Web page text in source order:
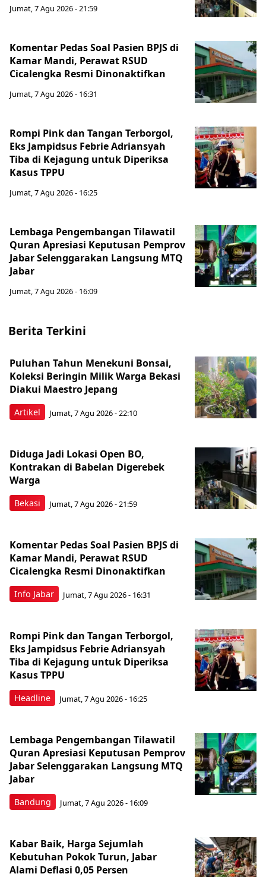
Jumat, 7 Agu 2026 - 21:59
Komentar Pedas Soal Pasien BPJS di
Kamar Mandi, Perawat RSUD
Cicalengka Resmi Dinonaktifkan
Jumat, 7 Agu 2026 - 16:31
Rompi Pink dan Tangan Terborgol,
Eks Jampidsus Febrie Adriansyah
Tiba di Kejagung untuk Diperiksa
Kasus TPPU
Jumat, 7 Agu 2026 - 16:25
Lembaga Pengembangan Tilawatil
Quran Apresiasi Keputusan Pemprov
Jabar Selenggarakan Langsung MTQ
Jabar
Jumat, 7 Agu 2026 - 16:09
Berita Terkini
Artikel
Puluhan Tahun Menekuni Bonsai,
Koleksi Beringin Milik Warga Bekasi
Diakui Maestro Jepang
Jumat, 7 Agu 2026 - 22:10
Bekasi
Diduga Jadi Lokasi Open BO,
Kontrakan di Babelan Digerebek
Warga
Jumat, 7 Agu 2026 - 21:59
Info Jabar
Komentar Pedas Soal Pasien BPJS di
Kamar Mandi, Perawat RSUD
Cicalengka Resmi Dinonaktifkan
Jumat, 7 Agu 2026 - 16:31
Headline
Rompi Pink dan Tangan Terborgol,
Eks Jampidsus Febrie Adriansyah
Tiba di Kejagung untuk Diperiksa
Kasus TPPU
Jumat, 7 Agu 2026 - 16:25
Bandung
Lembaga Pengembangan Tilawatil
Quran Apresiasi Keputusan Pemprov
Jabar Selenggarakan Langsung MTQ
Jabar
Jumat, 7 Agu 2026 - 16:09
Kabar Baik, Harga Sejumlah
Kebutuhan Pokok Turun, Jabar
Alami Deflasi 0,05 Persen